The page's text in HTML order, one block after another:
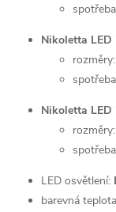
Nikoletta LED
rozměry:
Nikoletta LED
rozměry:
LED osvětlení:
barevná